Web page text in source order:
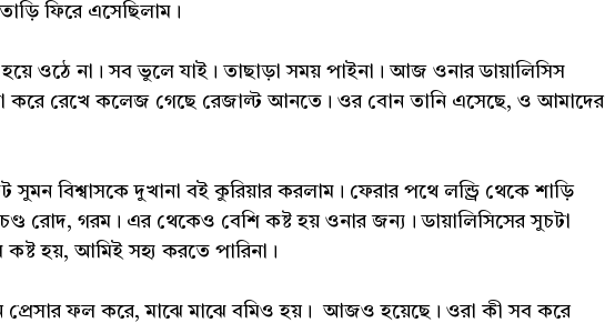
ফিরে এসেছিলাম।
না। সব ভুলে যাই। তাছাড়া সময় পাইনা। আজ ওনার ডায়ালিসিস
করে রেখে কলেজ গেছে রেজাল্ট আনতে। ওর বোন তানি এসেছে, ও আমাদের
সুমন বিশ্বাসকে দুখানা বই কুরিয়ার করলাম। ফেরার পথে লন্ড্রি থেকে শাড়ি
রোদ, গরম। এর থেকেও বেশি কষ্ট হয় ওনার জন্য। ডায়ালিসিসের সুচটা
হয়, আমিই সহ্য করতে পারিনা।
প্রেসার ফল করে, মাঝে মাঝে বমিও হয়। আজও হয়েছে। ওরা কী সব করে